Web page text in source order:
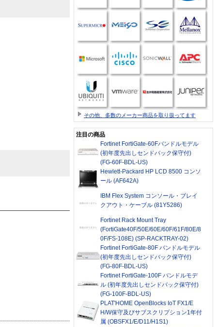
その他、多数のメーカー商品を取り扱ってます
注目の商品
Fortinet FortiGate-60Fバンドルモデル
(初年度先出しセンドバック保守付)
(FG-60F-BDL-US)
Hewlett-Packard HP LCD 8500 コンソ
ール (AF642A)
IBM Flex System コンソール・ブレイ
クアウト・ケーブル (81Y5286)
Fortinet Rack Mount Tray
(FortiGate40F/50E/60E/60F/61F/80E/8
0F/FS-108E) (SP-RACKTRAY-02)
Fortinet FortiGate-80F バンドルモデル
(初年度先出しセンドバック保守付)
(FG-80F-BDL-US)
Fortinet FortiGate-100F バンドルモデ
ル (初年度先出しセンドバック保守付)
(FG-100F-BDL-US)
PLAT'HOME OpenBlocks IoT FX1/E
H/W保守及びサブスクリプション1年付
属 (OBSFX1/E/D11/H1S1)